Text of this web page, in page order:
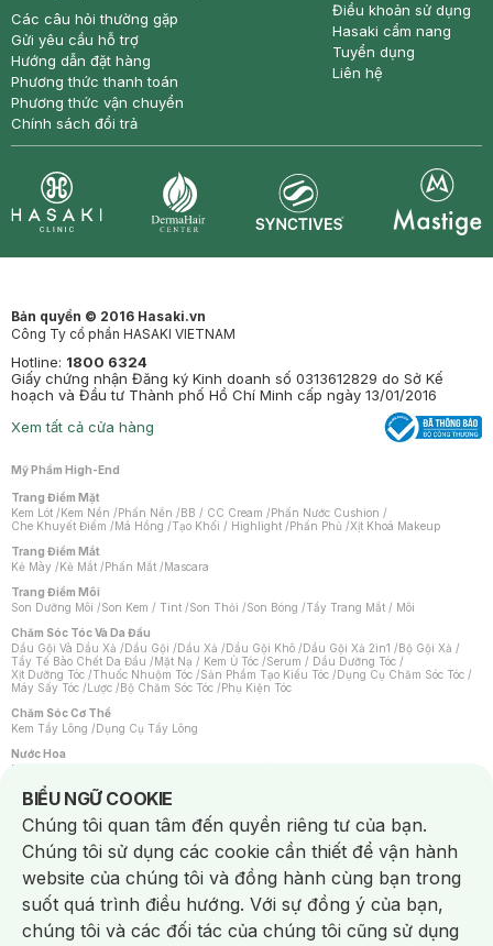
Các câu hỏi thường gặp
Gửi yêu cầu hỗ trợ
Hướng dẫn đặt hàng
Phương thức thanh toán
Phương thức vận chuyển
Chính sách đổi trả
Điều khoản sử dụng
Hasaki cẩm nang
Tuyển dụng
Liên hệ
Bản quyền © 2016 Hasaki.vn
Công Ty cổ phần HASAKI VIETNAM
Hotline: 1800 6324
Giấy chứng nhận Đăng ký Kinh doanh số 0313612829 do Sở Kế
hoạch và Đầu tư Thành phố Hồ Chí Minh cấp ngày 13/01/2016
Xem tất cả cửa hàng
Mỹ Phẩm High-End
Trang Điểm Mặt
Kem Lót /Kem Nền /Phấn Nền /BB / CC Cream /Phấn Nước Cushion /
Che Khuyết Điểm /Má Hồng /Tạo Khối / Highlight /Phấn Phủ /Xịt Khoá Makeup
Trang Điểm Mắt
Kẻ Mày /Kẻ Mắt /Phấn Mắt /Mascara
Trang Điểm Môi
Son Dưỡng Môi /Son Kem / Tint /Son Thỏi /Son Bóng /Tẩy Trang Mắt / Môi
Chăm Sóc Tóc Và Da Đầu
Dầu Gội Và Dầu Xả /Dầu Gội /Dầu Xả /Dầu Gội Khô /Dầu Gội Xả 2in1 /Bộ Gội Xả /
Tẩy Tế Bào Chết Da Đầu /Mặt Nạ / Kem Ủ Tóc /Serum / Dầu Dưỡng Tóc /
Xịt Dưỡng Tóc /Thuốc Nhuộm Tóc /Sản Phẩm Tạo Kiểu Tóc /Dụng Cụ Chăm Sóc Tóc /
Máy Sấy Tóc /Lược /Bộ Chăm Sóc Tóc /Phụ Kiện Tóc
Chăm Sóc Cơ Thể
Kem Tẩy Lông /Dụng Cụ Tẩy Lông
Nước Hoa
Nước Hoa Nữ
Chăm Sóc Cá Nhân
Chống Muỗi /Khẩu Trang /Máy Massage/Mặt Nạ Xông Hơi /Nước Rửa Tay/
Sản Phẩm Chăm Sóc Khác /Bàn Chải Đánh Răng /Bàn Chải Điện/
Hỗ Trợ Trắng Răng/Kem Đánh Răng /Máy Tăm Nước/ Nước Súc Miệng/
Tăm / Chỉ Nha Khoa/ Xịt Thơm Miệng / Dung Dịch Vệ Sinh/Dưỡng Vùng Kín/
Khăn Ướt Vệ Sinh Vùng Kín/Băng Vệ Sinh/Tampon/Bọt Cạo Râu /Dao Cạo Râu/
Máy Cạo Râu
Vấn Đề Về Da
Da Dầu / Lỗ Chân Lông To/ Da Khô / Mất Nước/ Da Lão Hóa/ Da Mụn/
Da Nhạy Cảm / Kích Ứng
Da Xỉn Màu Thâm / Nám / Tàn Nhang
BIỂU NGỮ COOKIE
Notice about cookies usage
Chúng tôi quan tâm đến quyền riêng tư của bạn.
Chúng tôi sử dụng các cookie cần thiết để vận hành
website của chúng tôi và đồng hành cùng bạn trong
suốt quá trình điều hướng. Với sự đồng ý của bạn,
chúng tôi và các đối tác của chúng tôi cũng sử dụng